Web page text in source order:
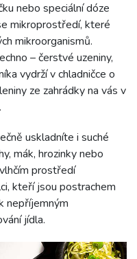
nebo speciální dóze
mikroprostředí, které
mikroorganismů.
– čerstvé uzeniny,
vydrží v chladničce o
ze zahrádky na vás v
uskladníte i suché
mák, hrozinky nebo
prostředí
kteří jsou postrachem
nepříjemným
jídla.